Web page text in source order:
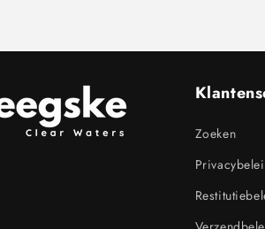
Zoeken